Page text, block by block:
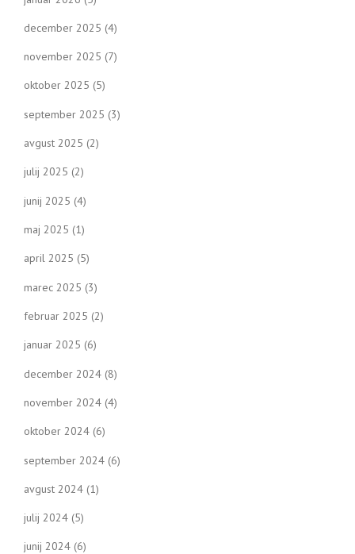
december 2025 (4)
november 2025 (7)
oktober 2025 (5)
september 2025 (3)
avgust 2025 (2)
julij 2025 (2)
junij 2025 (4)
maj 2025 (1)
april 2025 (5)
marec 2025 (3)
februar 2025 (2)
januar 2025 (6)
december 2024 (8)
november 2024 (4)
oktober 2024 (6)
september 2024 (6)
avgust 2024 (1)
julij 2024 (5)
junij 2024 (6)